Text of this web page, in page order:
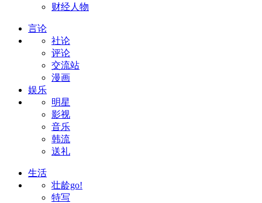
财经人物
言论
社论
评论
交流站
漫画
娱乐
明星
影视
音乐
韩流
送礼
生活
壮龄go!
特写